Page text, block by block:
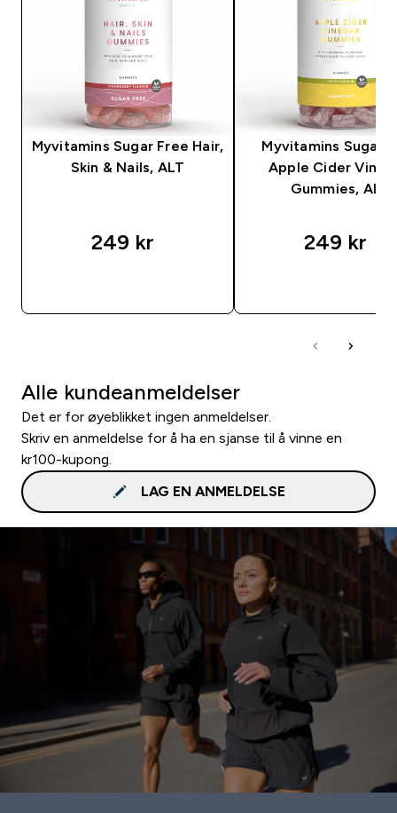
Myvitamins Sugar Free Hair,
Skin & Nails, ALT
249 kr‎
Myvitamins Sugar
Apple Cider
Gummies, ALT
249 kr‎
Alle kundeanmeldelser
Det er for øyeblikket ingen anmeldelser.
Skriv en anmeldelse for å ha en sjanse til å vinne en
kr100-kupong.
LAG EN ANMELDELSE